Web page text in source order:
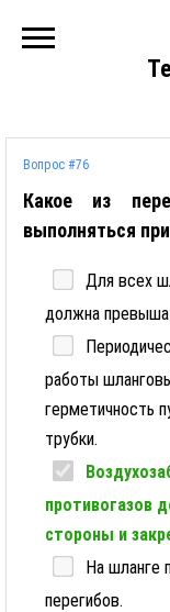
Вопрос #76
Какое из
выполняться
Для всех
должна
работы
герметичность
трубки.
противогазов
стороны и
На шланге
перегибов.